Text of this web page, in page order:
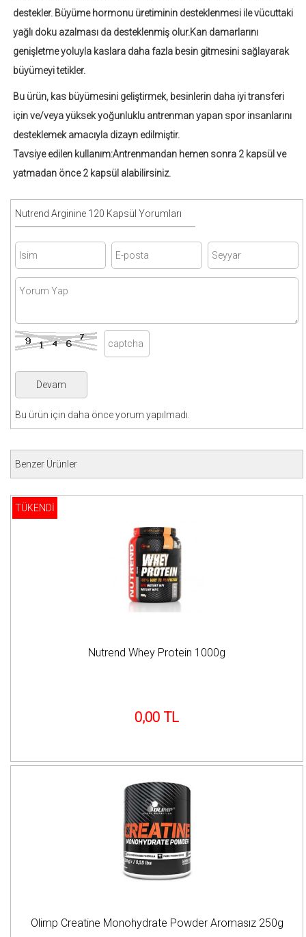
destekler. Büyüme hormonu üretiminin desteklenmesi ile vücuttaki
yağlı doku azalması da desteklenmiş olur.Kan damarlarını
genişletme yoluyla kaslara daha fazla besin gitmesini sağlayarak
büyümeyi tetikler.
Bu ürün, kas büyümesini geliştirmek, besinlerin daha iyi transferi
için ve/veya yüksek yoğunluklu antrenman yapan spor insanlarını
desteklemek amacıyla dizayn edilmiştir.
Tavsiye edilen kullanım:Antrenmandan hemen sonra 2 kapsül ve
yatmadan önce 2 kapsül alabilirsiniz.
Nutrend Arginine 120 Kapsül Yorumları
Bu ürün için daha önce yorum yapılmadı.
Benzer Ürünler
TÜKENDİ
Nutrend Whey Protein 1000g
0,00 TL
Olimp Creatine Monohydrate Powder Aromasız 250g